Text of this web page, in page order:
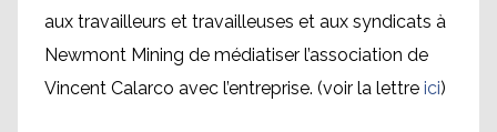
aux travailleurs et travailleuses et aux syndicats à
Newmont Mining de médiatiser l’association de
Vincent Calarco avec l’entreprise. (voir la lettre ici)